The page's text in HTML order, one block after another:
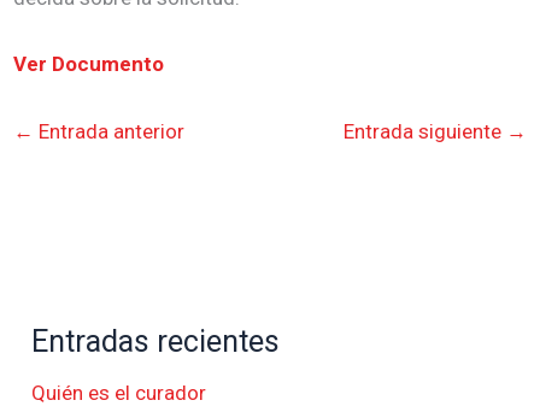
Ver Documento
← Entrada anterior Entrada siguiente →
Entradas recientes
Quién es el curador